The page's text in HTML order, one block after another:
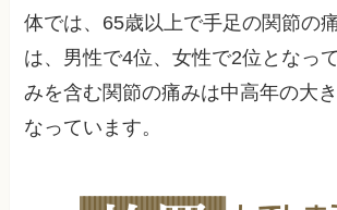
体では、65歳以上で手足の関節の
は、男性で4位、女性で2位となっ
みを含む関節の痛みは中高年の大
なっています。